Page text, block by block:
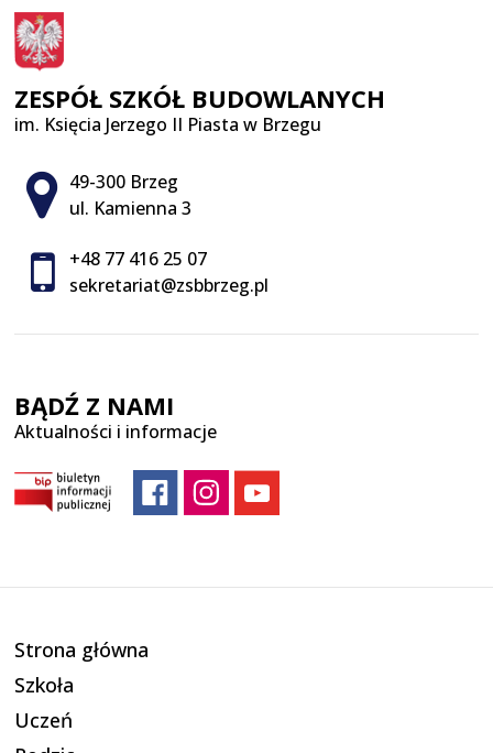
ZESPÓŁ SZKÓŁ BUDOWLANYCH
im. Księcia Jerzego II Piasta w Brzegu
Adres pocztowy:
49-300 Brzeg
ul. Kamienna 3
+48 77 416 25 07
sekretariat@zsbbrzeg.pl
BĄDŹ Z NAMI
Aktualności i informacje
Strona główna
Szkoła
Uczeń